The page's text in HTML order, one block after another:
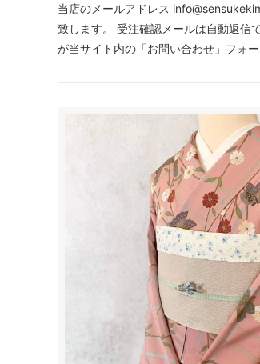
当店のメールアドレス
致します。 受注確認メールは自動返信
が当サイト内の「お問い合わせ」フォ